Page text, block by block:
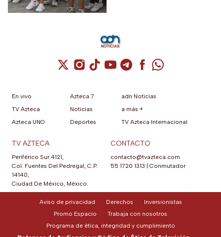
termina en esta fecha
Cuenta de X / Twitter (se abre en una
Cuenta de Instagram (se abre en una
Cuenta de TikTok (se abre en
Cuenta de YouTube (se abre
Cuenta de Telegram (se
Cuenta de
Cuenta de
En vivo
TV Azteca
Azteca UNO
Azteca 7
Noticias
Deportes
adn Noticias
a más +
TV Azteca Internacional
TV AZTECA
Periférico Sur 4121,
Col. Fuentes Del Pedregal, C.P.
14140,
Ciudad De México, México.
CONTACTO
contacto@tvazteca.com
55 1720 1313
Conmutador
Aviso de privacidad Derechos
Inversionistas
Promo Espacio
Trabaja con nosotros
Programa de ética, integridad y cumplimiento